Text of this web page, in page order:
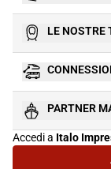
LE NOSTRE
PARTNER
Accedi a Italo